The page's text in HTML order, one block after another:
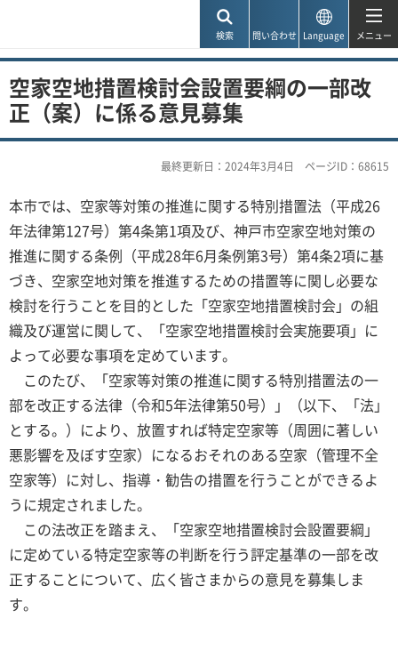
検索 問い合わせ Language メニュー
空家空地措置検討会設置要綱の一部改
正（案）に係る意見募集
最終更新日：2024年3月4日 ページID：68615
本市では、空家等対策の推進に関する特別措置法（平成26
年法律第127号）第4条第1項及び、神戸市空家空地対策の
推進に関する条例（平成28年6月条例第3号）第4条2項に基
づき、空家空地対策を推進するための措置等に関し必要な
検討を行うことを目的とした「空家空地措置検討会」の組
織及び運営に関して、「空家空地措置検討会実施要項」に
よって必要な事項を定めています。
このたび、「空家等対策の推進に関する特別措置法の一
部を改正する法律（令和5年法律第50号）」（以下、「法」
とする。）により、放置すれば特定空家等（周囲に著しい
悪影響を及ぼす空家）になるおそれのある空家（管理不全
空家等）に対し、指導・勧告の措置を行うことができるよ
うに規定されました。
この法改正を踏まえ、「空家空地措置検討会設置要綱」
に定めている特定空家等の判断を行う評定基準の一部を改
正することについて、広く皆さまからの意見を募集しま
す。